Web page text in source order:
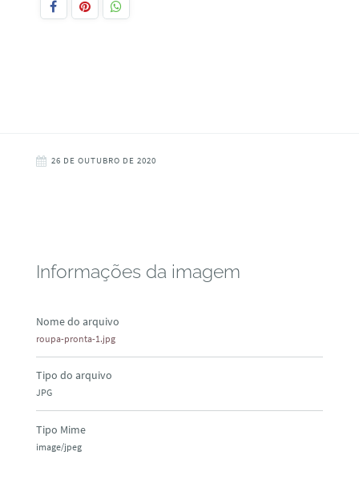
26 DE OUTUBRO DE 2020
Informações da imagem
Nome do arquivo
roupa-pronta-1.jpg
Tipo do arquivo
JPG
Tipo Mime
image/jpeg